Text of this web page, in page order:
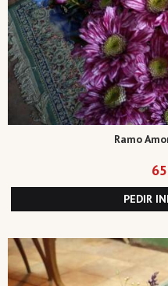
Ramo
PEDIR